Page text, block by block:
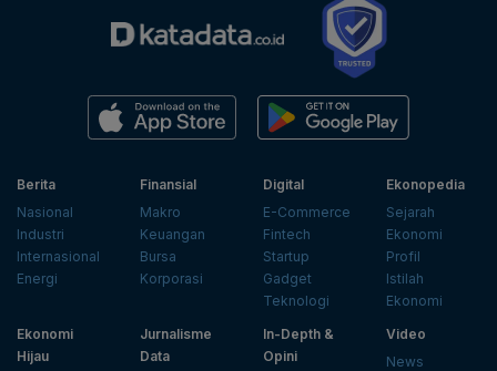
Berita
Nasional
Industri
Internasional
Energi
Finansial
Makro
Keuangan
Bursa
Korporasi
Digital
E-Commerce
Fintech
Startup
Gadget
Teknologi
Ekonopedia
Sejarah
Ekonomi
Profil
Istilah
Ekonomi
Ekonomi
Hijau
Jurnalisme
Data
In-Depth &
Opini
Video
News